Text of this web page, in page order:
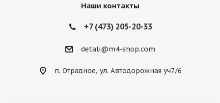
Наши контакты
+7 (473) 205-20-33
detali@m4-shop.com
п. Отрадное, ул. Автодорожная уч7/6